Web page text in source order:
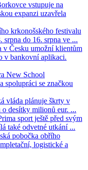
vstupuje na
expanzi uzavřela
krkonošského festivalu
do 16. srpna ve ...
v Česku umožní klientům
v bankovní aplikaci.
New School
spolupráci se značkou
vláda plánuje škrty v
desítky milionů eur. ...
sport ještě před svým
také odvetné utkání ...
pobočka obřího
logistické a